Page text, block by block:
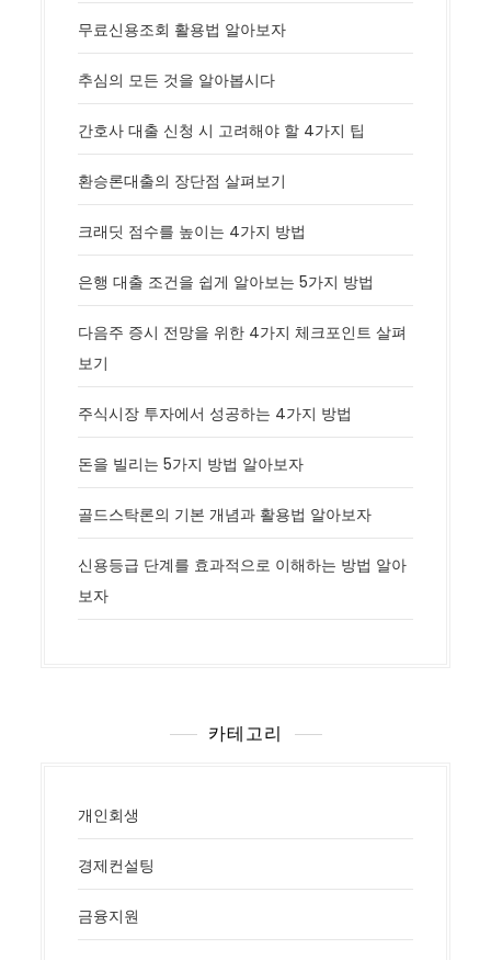
무료신용조회 활용법 알아보자
추심의 모든 것을 알아봅시다
간호사 대출 신청 시 고려해야 할 4가지 팁
환승론대출의 장단점 살펴보기
크래딧 점수를 높이는 4가지 방법
은행 대출 조건을 쉽게 알아보는 5가지 방법
다음주 증시 전망을 위한 4가지 체크포인트 살펴
보기
주식시장 투자에서 성공하는 4가지 방법
돈을 빌리는 5가지 방법 알아보자
골드스탁론의 기본 개념과 활용법 알아보자
신용등급 단계를 효과적으로 이해하는 방법 알아
보자
카테고리
개인회생
경제컨설팅
금융지원